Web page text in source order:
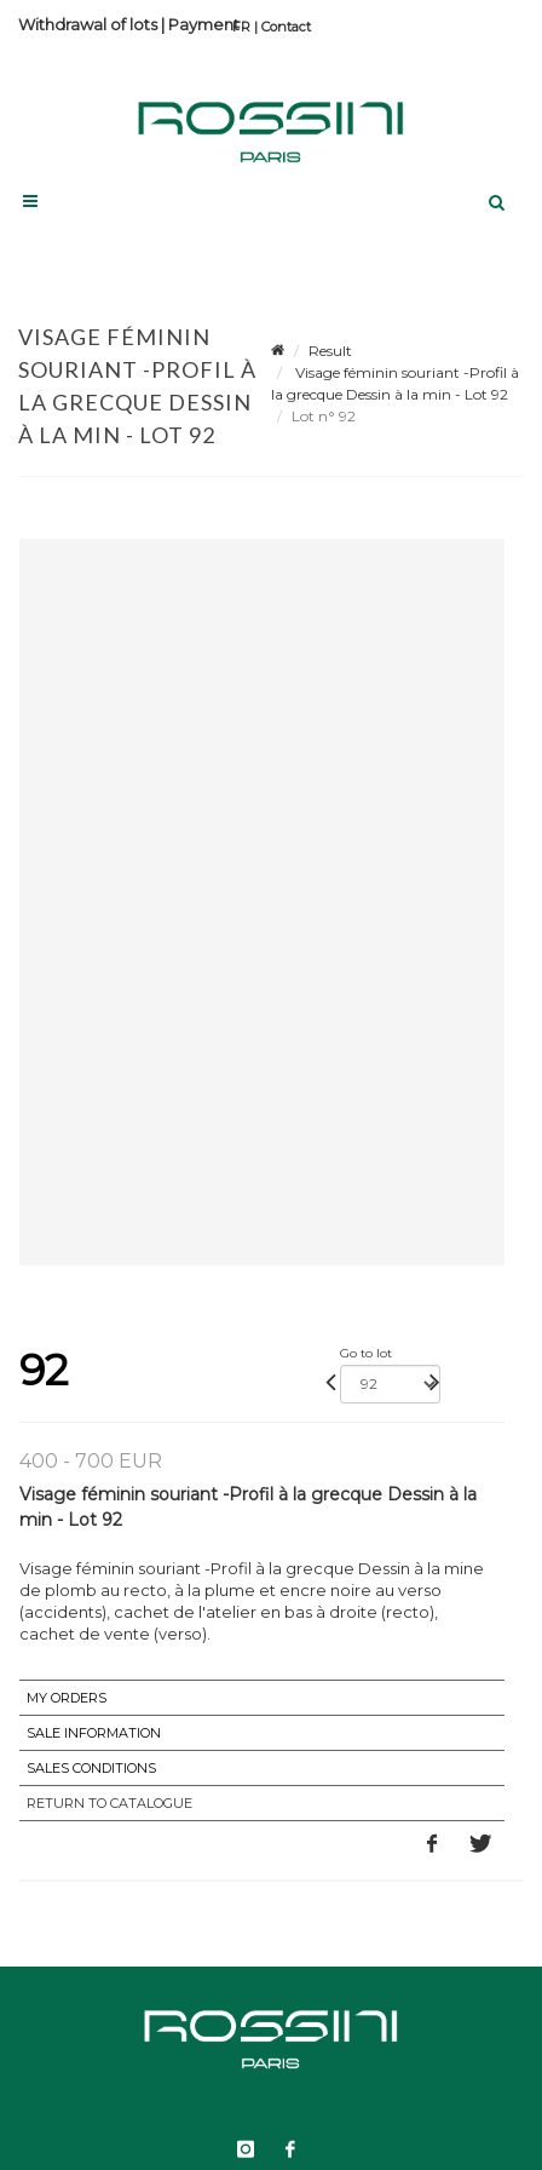
Contact
Withdrawal of lots| Payment
VISAGE FÉMININ
SOURIANT -PROFIL À
LA GRECQUE DESSIN
À LA MIN - LOT 92
Result
Visage féminin souriant -Profil à
la grecque Dessin à la min - Lot 92
Lot n° 92
92 Go to lot
400 - 700 EUR
Visage féminin souriant -Profil à la grecque Dessin à la
min - Lot 92
Visage féminin souriant -Profil à la grecque Dessin à la mine
de plomb au recto, à la plume et encre noire au verso
(accidents), cachet de l'atelier en bas à droite (recto),
cachet de vente (verso).
MY ORDERS
SALE INFORMATION
SALES CONDITIONS
RETURN TO CATALOGUE